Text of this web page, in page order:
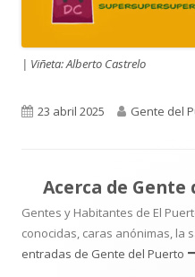
| Viñeta: Alberto Castrelo
Publicado
23 abril 2025 Autor
Gente del
Acerca de Gente
Gentes y Habitantes de El
conocidas, caras anónimas, la
entradas de Gente del Puerto